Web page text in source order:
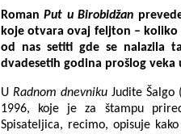
RomanPut u Birobidžan
koje otvara ovaj feljton – koliko
od nas setiti gde se nalazila
dvadesetih godina prošlog veka
U Radnom dnevnikuJudite Šalgo
1996, koje je za štampu
Spisateljica, recimo, opisuje